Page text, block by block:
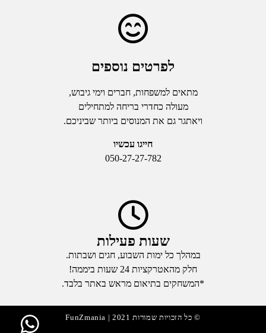
לפרטים נוספים
מתאים למשפחות, חברים וימי גיבוש,
מעולה כחדרי בריחה למתחילים
ויאתגר גם את המנוסים ביותר שביניכם.
חייגו עכשיו
050-27-27-782
שעות פעילות
במהלך כל ימות השבוע, חגים ושבתות.
חלק מהאטרקציות 24 שעות ביממה!
*המשחקים בתיאום מראש באתר בלבד.
© כל הזכויות שמורות 2021 | FunZmania